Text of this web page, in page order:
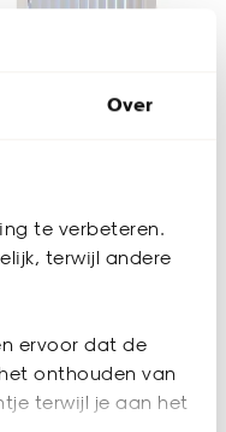
Over
te verbeteren.
terwijl andere
ervoor dat de
onthouden van
terwijl je aan het
Mees
79